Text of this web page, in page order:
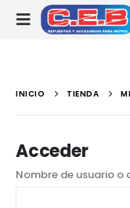
INICIO TIENDA
Acceder
Nombre de usuario